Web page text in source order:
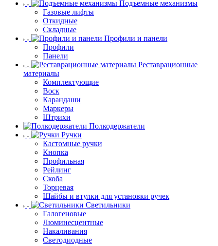
Подъемные механизмы
Газовые лифты
Откидные
Складные
Профили и панели
Профили
Панели
Реставрационные
материалы
Комплектующие
Воск
Карандаши
Маркеры
Штрихи
Полкодержатели
Ручки
Кастомные ручки
Кнопка
Профильная
Рейлинг
Скоба
Торцевая
Шайбы и втулки для установки ручек
Светильники
Галогеновые
Люминесцентные
Накаливания
Светодиодные